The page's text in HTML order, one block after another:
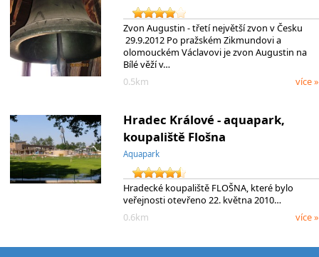
Zvon Augustin - třetí největší zvon v Česku
29.9.2012 Po pražském Zikmundovi a
olomouckém Václavovi je zvon Augustin na
Bílé věží v…
0.5km
více »
Hradec Králové - aquapark,
koupaliště Flošna
Aquapark
Hradecké koupaliště FLOŠNA, které bylo
veřejnosti otevřeno 22. května 2010…
0.6km
více »